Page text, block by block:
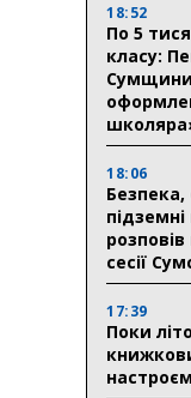
18:52
По 5
класу:
18:06
Безпека,
сесії
17:39
Поки
настроєм